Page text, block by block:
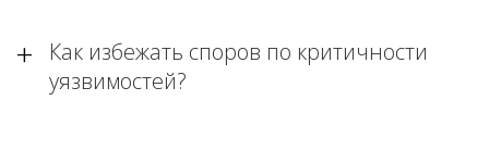
Как избежать споров по критичности
уязвимостей?